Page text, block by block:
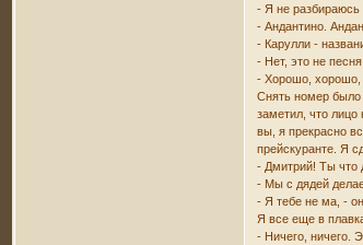
- Я не разбираюсь
- Андантино.
- Карулли -
- Нет, это не
- Хорошо, хорошо,
Снять номер было
заметил, что
вы, я прекрасно
прейскуранте. Я
- Дмитрий! Ты что
- Мы с дядей
- Я тебе не ма, -
Я все еще в
- Ничего, ничего.